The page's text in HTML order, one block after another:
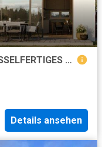
Ankommen & Wohlfühlen SCHLÜSSELFERTIGES DOPPELHAUS direkt in Oberpullendorf – PROVISIONSFREI!
Details ansehen